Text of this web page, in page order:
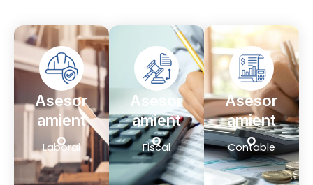
Asesor
amient
o
Laboral
Asesor
amient
o
Fiscal
Asesor
amient
o
Contable